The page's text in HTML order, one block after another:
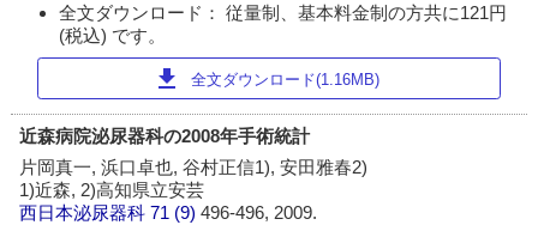
全文ダウンロード： 従量制、基本料金制の方共に121円
(税込) です。
download 全文ダウンロード(1.16MB)
近森病院泌尿器科の2008年手術統計
片岡真一, 浜口卓也, 谷村正信1), 安田雅春2)
1)近森, 2)高知県立安芸
西日本泌尿器科 71 (9)496-496, 2009.